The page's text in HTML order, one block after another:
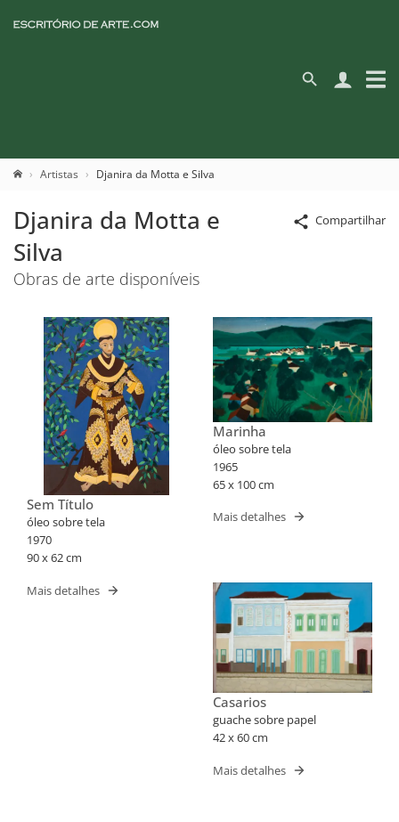
Artistas Djanira da Motta e Silva
Compartilhar
Djanira da Motta e
Silva
Obras de arte disponíveis
Sem Título
óleo sobre tela
1970
90 x 62 cm
Mais detalhes
Marinha
óleo sobre tela
1965
65 x 100 cm
Mais detalhes
Casarios
guache sobre papel
42 x 60 cm
Mais detalhes